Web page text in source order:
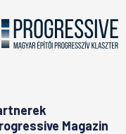
Magazin